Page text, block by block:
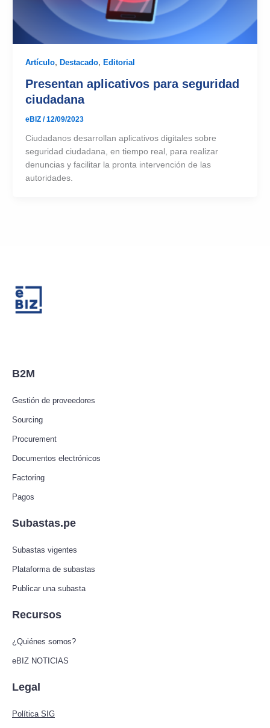
Artículo, Destacado, Editorial
Presentan aplicativos para seguridad
ciudadana
eBIZ /12/09/2023
Ciudadanos desarrollan aplicativos digitales sobre
seguridad ciudadana, en tiempo real, para realizar
denuncias y facilitar la pronta intervención de las
autoridades.
B2M
Gestión de proveedores
Sourcing
Procurement
Documentos electrónicos
Factoring
Pagos
Subastas.pe
Subastas vigentes
Plataforma de subastas
Publicar una subasta
Recursos
¿Quiénes somos?
eBIZ NOTICIAS
Legal
Política SIG